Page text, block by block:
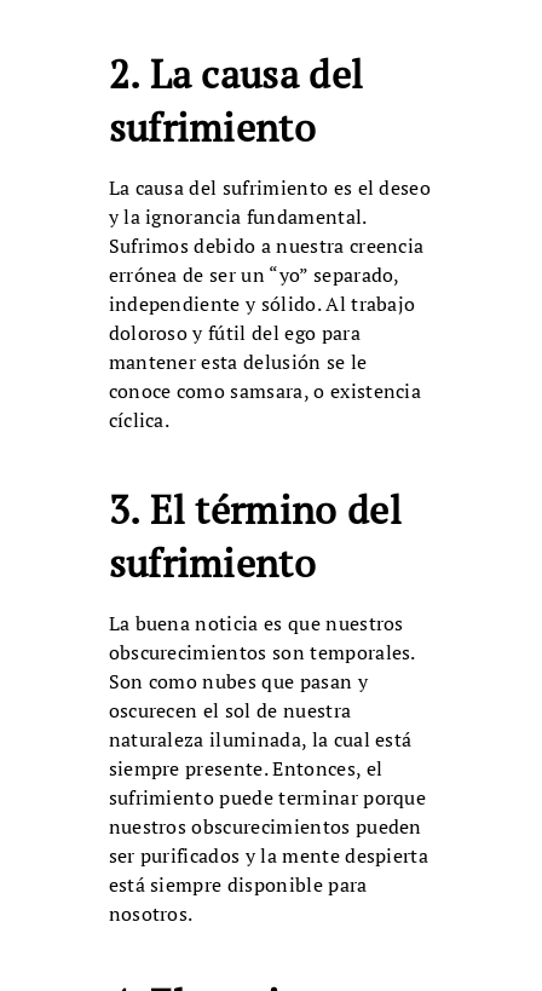
2. La causa del
sufrimiento
La causa del sufrimiento es el deseo
y la ignorancia fundamental.
Sufrimos debido a nuestra creencia
errónea de ser un “yo” separado,
independiente y sólido. Al trabajo
doloroso y fútil del ego para
mantener esta delusión se le
conoce como samsara, o existencia
cíclica.
3. El término del
sufrimiento
La buena noticia es que nuestros
obscurecimientos son temporales.
Son como nubes que pasan y
oscurecen el sol de nuestra
naturaleza iluminada, la cual está
siempre presente. Entonces, el
sufrimiento puede terminar porque
nuestros obscurecimientos pueden
ser purificados y la mente despierta
está siempre disponible para
nosotros.